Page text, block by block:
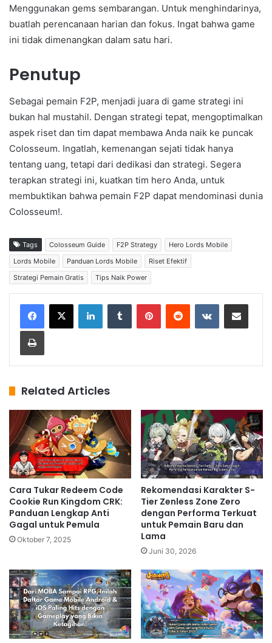
Menggunakan gems sembarangan. Untuk menghindarinya,
buatlah perencanaan harian dan fokus. Ingat bahwa game
ini tidak dimenangkan dalam satu hari.
Penutup
Sebagai pemain F2P, menjadi juara di game strategi ini
bukan hal mustahil. Dengan strategi tepat, mengoptimalkan
aspek riset dan tim dapat membawa Anda naik ke puncak
Colosseum. Ingatlah, kemenangan sejati tidak hanya
tentang uang, tetapi dari dedikasi dan strategi. Segera
terapkan strategi ini, kuatkan tim hero Anda, untuk
membuktikan bahwa pemain F2P dapat mendominasi dunia
Colosseum!.
Tags Colosseum Guide F2P Strategy
Hero Lords Mobile
Lords Mobile
Panduan Lords Mobile
Riset Efektif
Strategi Pemain Gratis
Tips Naik Power
Related Articles
Cara Tukar Redeem Code
Cookie Run Kingdom CRK:
Panduan Lengkap Anti
Gagal untuk Pemula
Oktober 7, 2025
Rekomendasi Karakter S-
Tier Zenless Zone Zero
dengan Performa Terkuat
untuk Pemain Baru dan
Lama
Juni 30, 2026